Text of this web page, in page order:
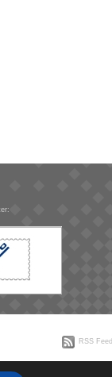
RSS Feed